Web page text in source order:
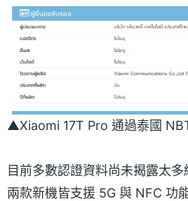
▲Xiaomi 17T Pro 通過泰國
目前多數認證資料尚未揭露太
兩款新機皆支援 5G 與 NFC 功